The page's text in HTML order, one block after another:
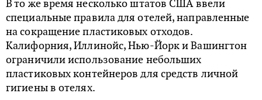
В то же время несколько штатов США ввели
специальные правила для отелей, направленные
на сокращение пластиковых отходов.
Калифорния, Иллинойс, Нью-Йорк и Вашингтон
ограничили использование небольших
пластиковых контейнеров для средств личной
гигиены в отелях.